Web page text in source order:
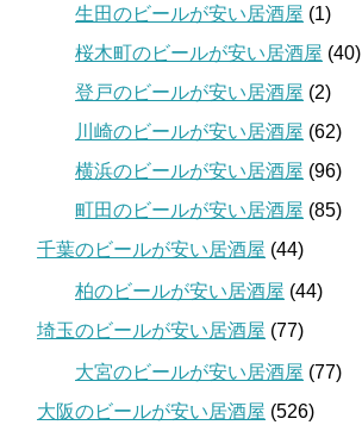
生田のビールが安い居酒屋 (1)
桜木町のビールが安い居酒屋 (40)
登戸のビールが安い居酒屋 (2)
川崎のビールが安い居酒屋 (62)
横浜のビールが安い居酒屋 (96)
町田のビールが安い居酒屋 (85)
千葉のビールが安い居酒屋 (44)
柏のビールが安い居酒屋 (44)
埼玉のビールが安い居酒屋 (77)
大宮のビールが安い居酒屋 (77)
大阪のビールが安い居酒屋 (526)